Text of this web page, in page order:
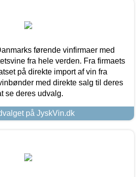
førende vinfirmaer med
fra hele verden. Fra firmaets
på direkte import af vin fra
med direkte salg til deres
se deres udvalg.
på JyskVin.dk